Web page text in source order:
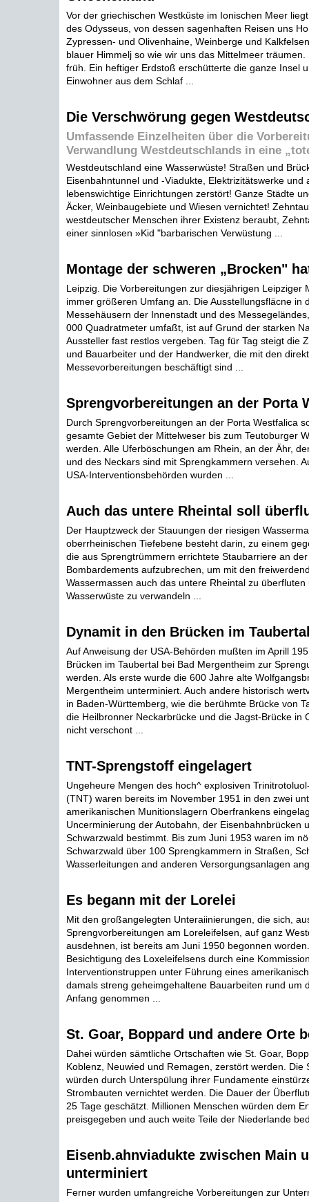
Vor der griechischen Westküste im Ionischen Meer
des Odysseus, von dessen sagenhaften Reisen uns
Zypressen- und Olivenhaine, Weinberge und
blauer Himmelj so wie wir uns das Mittelmeer träumen.
früh. Ein heftiger Erdstoß erschütterte die ganze Insel
Einwohner aus dem Schlaf ...
Die Verschwörung gegen
Umfassende Einzelheiten über die
Verwandlung Westdeutschlands in eine
Westdeutschland eine Wasserwüste! Straßen und
Eisenbahntunnel und -Viadukte, Elektrizitätswerke und
lebenswichtige Einrichtungen zerstört! Ganze Städte
Äcker, Weinbaugebiete und Wiesen vernichtet!
westdeutscher Menschen ihrer Existenz beraubt,
einer sinnlosen »Kid "barbarischen Verwüstung ...
Montage der schweren „Brocken"
Leipzig. Die Vorbereitungen zur diesjährigen Leipziger
immer größeren Umfang an. Die Ausstellungsfläcne in
Messehäusern der Innenstadt und des
000 Quadratmeter umfaßt, ist auf Grund der starken
Aussteller fast restlos vergeben. Tag für Tag steigt die
und Bauarbeiter und der Handwerker, die mit den
Messevorbereitungen beschäftigt sind ...
Sprengvorbereitungen an der Porta
Durch Sprengvorbereitungen an der Porta Westfalica
gesamte Gebiet der Mittelweser bis zum Teutoburger
werden. Alle Uferböschungen am Rhein, an der Ähr,
und des Neckars sind mit Sprengkammern versehen.
USA-Interventionsbehörden wurden ...
Auch das untere Rheintal soll
Der Hauptzweck der Stauungen der riesigen
oberrheinischen Tiefebene besteht darin, zu einem
die aus Sprengtrümmern errichtete Staubarriere an
Bombardements aufzubrechen, um mit den
Wassermassen auch das untere Rheintal zu überfluten
Wasserwüste zu verwandeln ...
Dynamit in den Brücken im
Auf Anweisung der USA-Behörden mußten im Aprill
Brücken im Taubertal bei Bad Mergentheim zur
werden. Als erste wurde die 600 Jahre alte
Mergentheim unterminiert. Auch andere historisch
in Baden-Württemberg, wie die berühmte Brücke von
die Heilbronner Neckarbrücke und die Jagst-Brücke in
nicht verschont ...
TNT-Sprengstoff eingelagert
Ungeheure Mengen des hoch^ explosiven
(TNT) waren bereits im November 1951 in den zwei
amerikanischen Munitionslagern Oberfrankens
Uncerminierung der Autobahn, der Eisenbahnbrücken
Schwarzwald bestimmt. Bis zum Juni 1953 waren im
Schwarzwald über 100 Sprengkammern in Straßen,
Wasserleitungen and anderen Versorgungsanlagen
Es begann mit der Lorelei
Mit den großangelegten Unteraiinierungen, die sich,
Sprengvorbereitungen am Loreleifelsen, auf ganz
ausdehnen, ist bereits am Juni 1950 begonnen
Besichtigung des Loxeleifelsens durch eine
Interventionstruppen unter Führung eines
damals streng geheimgehaltene Bauarbeiten rund um
Anfang genommen ...
St. Goar, Boppard und andere Orte
Dahei würden sämtliche Ortschaften wie St. Goar,
Koblenz, Neuwied und Remagen, zerstört werden. Die
würden durch Unterspülung ihrer Fundamente
Strombauten vernichtet werden. Die Dauer der
25 Tage geschätzt. Millionen Menschen würden dem
preisgegeben und auch weite Teile der Niederlande
Eisenb.ahnviadukte zwischen Main
unterminiert
Ferner wurden umfangreiche Vorbereitungen zur